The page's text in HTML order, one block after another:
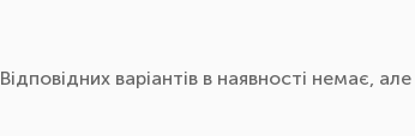
Відповідних варіантів в наявності немає,